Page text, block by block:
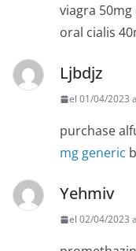
viagra 50mg
oral cialis
Ljbdjz
el 01/04/2023
purchase
mg generic
Yehmiv
el 02/04/2023